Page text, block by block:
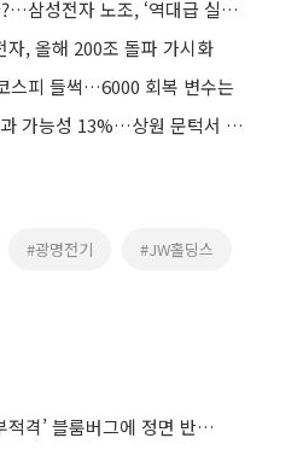
영업익 200조도 부족하다?…삼성전자 노조, ‘역대급 실적’에 도 넘은 보상 요구
자, 올해 200조 돌파 가시화
스피 들썩…6000 회복 변수는
美 클래리티 법안 연내 통과 가능성 13%…상원 문턱서 제동
#광명전기 #JW홀딩스
금융위, ‘한국 증시 투자 부적격’ 블룸버그에 정면 반박…“근거 불분명”